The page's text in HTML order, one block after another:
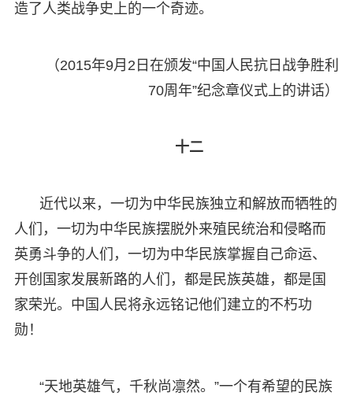
造了人类战争史上的一个奇迹。
（2015年9月2日在颁发“中国人民抗日战争胜利
70周年”纪念章仪式上的讲话）
十二
近代以来，一切为中华民族独立和解放而牺牲的
人们，一切为中华民族摆脱外来殖民统治和侵略而
英勇斗争的人们，一切为中华民族掌握自己命运、
开创国家发展新路的人们，都是民族英雄，都是国
家荣光。中国人民将永远铭记他们建立的不朽功
勋！
“天地英雄气，千秋尚凛然。”一个有希望的民族